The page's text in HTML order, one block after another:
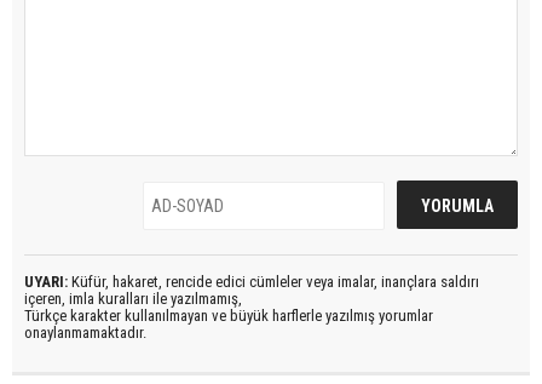
UYARI: Küfür, hakaret, rencide edici cümleler veya imalar, inançlara saldırı
içeren, imla kuralları ile yazılmamış,
Türkçe karakter kullanılmayan ve büyük harflerle yazılmış yorumlar
onaylanmamaktadır.